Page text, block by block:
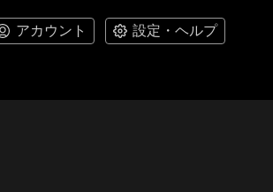
アカウント 設定・ヘルプ